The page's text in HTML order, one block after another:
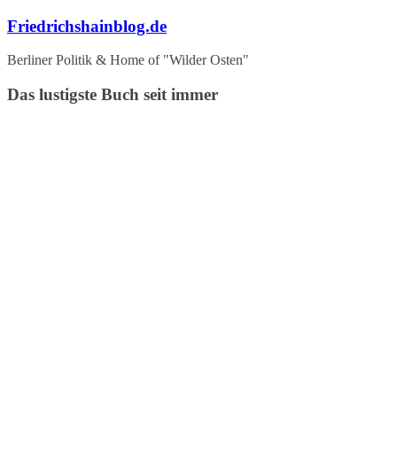
Zum
springen
Friedrichshainblog.de
Berliner Politik & Home of "Wilder Osten"
Das lustigste Buch seit immer